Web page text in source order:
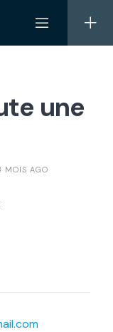
une
MOIS AGO